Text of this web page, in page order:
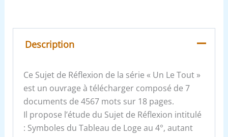
Description
Ce Sujet de Réflexion de la série « Un Le Tout »
est un ouvrage à télécharger composé de 7
documents de 4567 mots sur 18 pages.
Il propose l’étude du Sujet de Réflexion intitulé
: Symboles du Tableau de Loge au 4°, autant